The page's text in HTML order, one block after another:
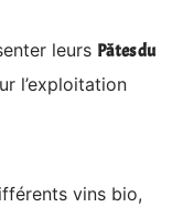
leurs Pâtes du
l’exploitation
vins bio,